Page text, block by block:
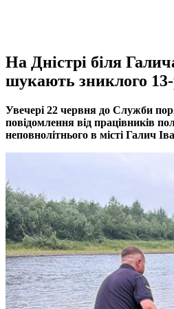
На Дністрі біля
шукають зниклого
Увечері 22 червня до Служби
повідомлення від працівників
неповнолітнього в місті Галич